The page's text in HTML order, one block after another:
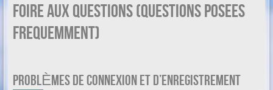
Foire aux questions (Questions posees
frequemment)
PROBLÈMES DE CONNEXION ET D’ENREGISTREMENT